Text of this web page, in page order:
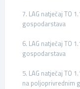
7. LAG natječaj TO
gospodarstava
6. LAG natječaj TO
gospodarstava
5. LAG natječaj TO
na poljoprivrednim